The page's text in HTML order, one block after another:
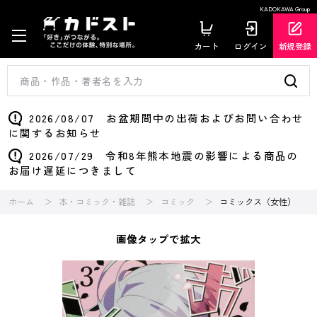
KADOKAWA Group
カート ログイン 新規登録
2026/08/07 お盆期間中の出荷およびお問い合わせ
に関するお知らせ
2026/07/29 令和8年熊本地震の影響による商品の
お届け遅延につきまして
ホーム 本・コミック・雑誌 コミック コミックス（女性）
画像タップで拡大